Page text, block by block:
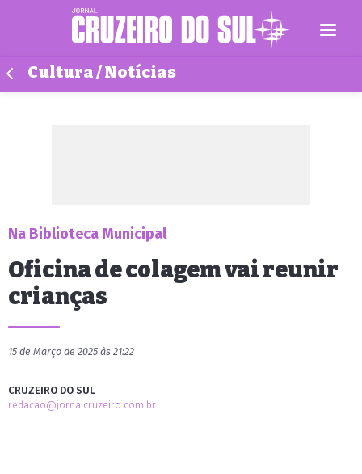
Cultura / Notícias
Na Biblioteca Municipal
Oficina de colagem vai reunir
crianças
15 de Março de 2025 às 21:22
CRUZEIRO DO SUL
redacao@jornalcruzeiro.com.br